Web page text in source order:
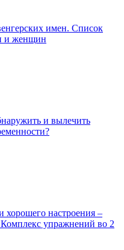
имен. Список
и женщин
и вылечить
хорошего настроения –
упражнений во 2